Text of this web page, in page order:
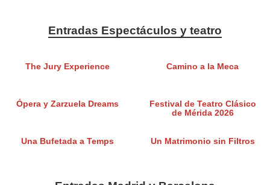
Entradas Espectáculos y teatro
The Jury Experience Camino a la Meca
Ópera y Zarzuela Dreams
Festival de Teatro Clásico
de Mérida 2026
Una Bufetada a Temps Un Matrimonio sin Filtros